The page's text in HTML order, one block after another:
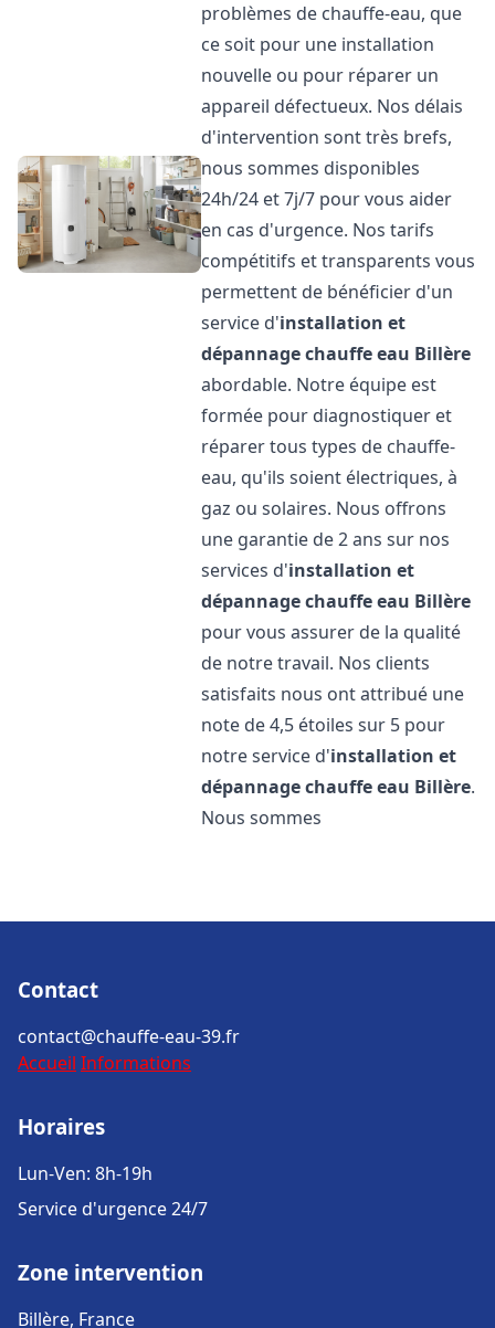
problèmes de chauffe-eau, que
ce soit pour une installation
nouvelle ou pour réparer un
appareil défectueux. Nos délais
d'intervention sont très brefs,
nous sommes disponibles
24h/24 et 7j/7 pour vous aider
en cas d'urgence. Nos tarifs
compétitifs et transparents vous
permettent de bénéficier d'un
service d'installation et
dépannage chauffe eau Billère
abordable. Notre équipe est
formée pour diagnostiquer et
réparer tous types de chauffe-
eau, qu'ils soient électriques, à
gaz ou solaires. Nous offrons
une garantie de 2 ans sur nos
services d'installation et
dépannage chauffe eau Billère
pour vous assurer de la qualité
de notre travail. Nos clients
satisfaits nous ont attribué une
note de 4,5 étoiles sur 5 pour
notre service d'installation et
dépannage chauffe eau Billère.
Nous sommes
Contact
contact@chauffe-eau-39.fr
Accueil Informations
Horaires
Lun-Ven: 8h-19h
Service d'urgence 24/7
Zone intervention
Billère, France